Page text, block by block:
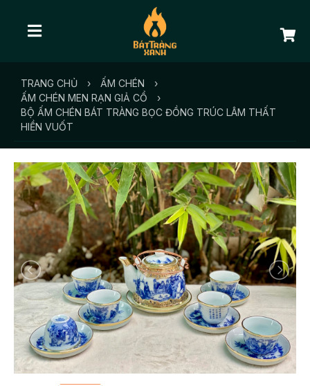
TRANG CHỦ › ẤM CHÉN
›
ẤM CHÉN MEN RẠN GIẢ CỔ
›
BỘ ẤM CHÉN BÁT TRÀNG BỌC ĐỒNG TRÚC LÂM THẤT
HIỀN VUỐT